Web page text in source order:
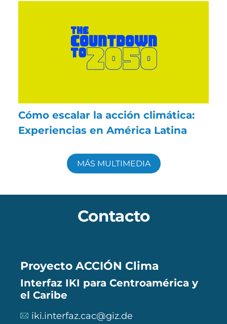
Cómo escalar la acción climática:
Experiencias en América Latina
MÁS MULTIMEDIA
Contacto
Proyecto ACCIÓN Clima
Interfaz IKI para Centroamérica y
el Caribe
iki.interfaz.cac@giz.de